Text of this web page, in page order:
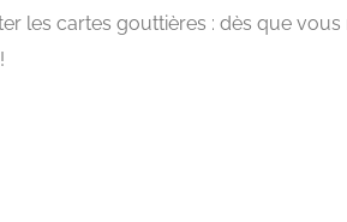
les cartes gouttières : dès que